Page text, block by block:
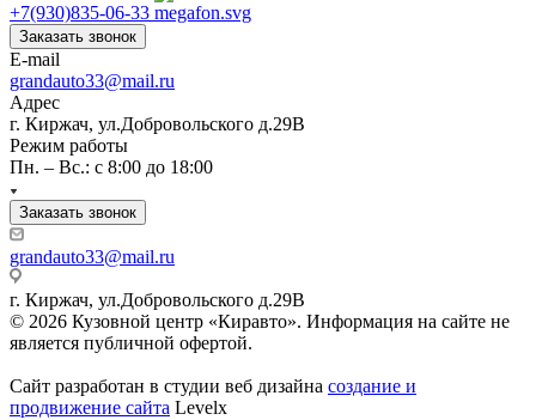
+7(930)835-06-33
Заказать звонок
E-mail
grandauto33@mail.ru
Адрес
г. Киржач, ул.Добровольского д.29В
Режим работы
Пн. – Вс.: с 8:00 до 18:00
Заказать звонок
grandauto33@mail.ru
г. Киржач, ул.Добровольского д.29В
© 2026 Кузовной центр «Киравто». Информация на сайте не
является публичной офертой.
Сайт разработан в студии веб дизайна создание и
продвижение сайта Levelx